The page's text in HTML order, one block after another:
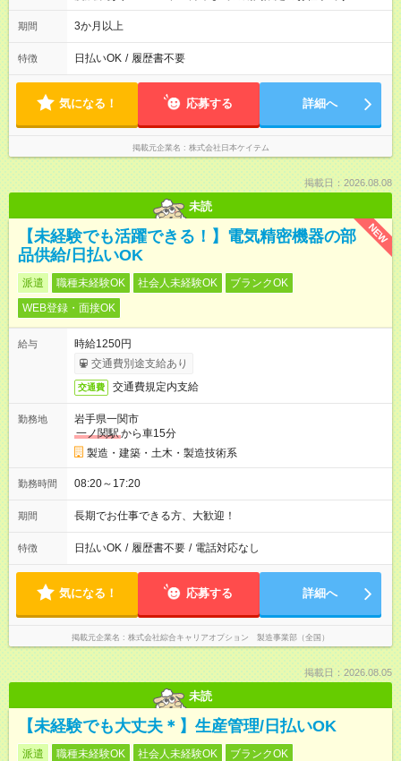
期間 3か月以上
特徴 日払いOK / 履歴書不要
気になる！ 応募する 詳細へ
掲載元企業名 株式会社日本ケイテム
掲載日：2026.08.08
未読
NEW
【未経験でも活躍できる！】電気精密機器の部
品供給/日払いOK
派遣 職種未経験OK 社会人未経験OK
ブランクOK
WEB登録・面接OK
給与
時給1250円
交通費別途支給あり
交通費 交通費規定内支給
勤務地
岩手県一関市
一ノ関駅から車15分
製造・建築・土木・製造技術系
勤務時間 08:20～17:20
期間 長期でお仕事できる方、大歓迎！
特徴 日払いOK / 履歴書不要 / 電話対応なし
気になる！ 応募する 詳細へ
掲載元企業名 株式会社綜合キャリアオプション 製造事業部（全国）
掲載日：2026.08.05
未読
【未経験でも大丈夫＊】生産管理/日払いOK
派遣 職種未経験OK 社会人未経験OK ブランクOK